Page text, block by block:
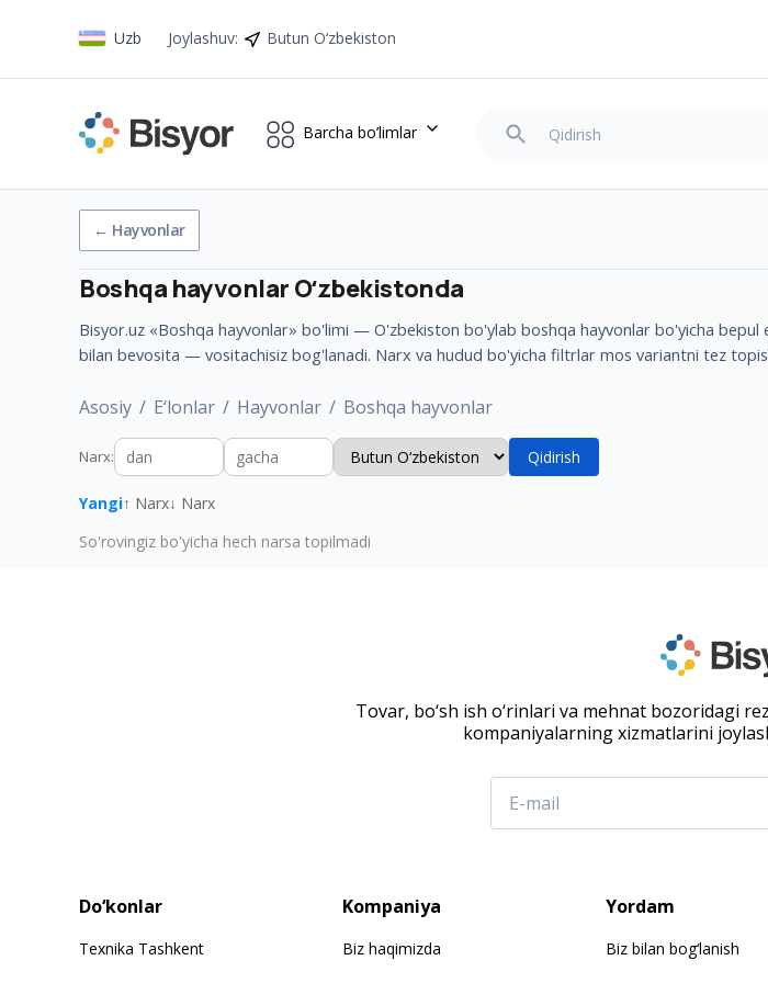
Uzb Joylashuv: Butun O‘zbekiston
Barcha bo’limlar
← Hayvonlar
Boshqa hayvonlar Oʻzbekistonda
Bisyor.uz «Boshqa hayvonlar» bo'limi — O'zbekiston bo'ylab boshqa hayvonlar bo'yicha
bilan bevosita — vositachisiz bog'lanadi. Narx va hudud bo'yicha filtrlar mos variantni tez
Asosiy E‘lonlar Hayvonlar Boshqa hayvonlar
Narx: Qidirish
Yangi↑ Narx↓ Narx
So'rovingiz bo'yicha hech narsa topilmadi
Tovar, bo‘sh ish o‘rinlari va mehnat bozoridagi
kompaniyalarning xizmatlarini
Do‘konlar
Texnika Tashkent
Kompaniya
Biz haqimizda
Yordam
Biz bilan bog‘lanish